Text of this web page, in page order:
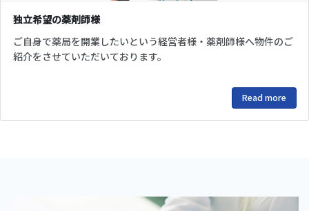
独立希望の薬剤師様
ご自身で薬局を開業したいという経営者様・薬剤師様へ物件のご
紹介をさせていただいております。
Read more